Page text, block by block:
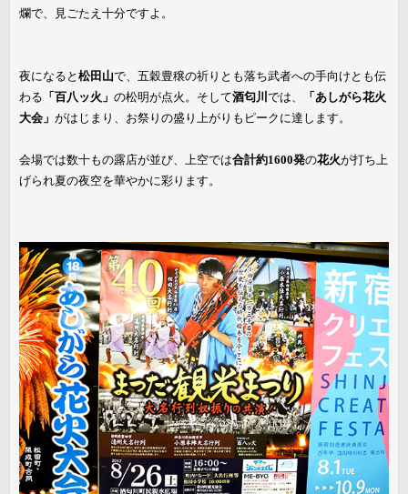
爛で、見ごたえ十分ですよ。
夜になると 松田山で、五穀豊穣の祈りとも落ち武者への手向けとも伝
わる 「百八ッ火」 の松明が点火。そして酒匂川 では、
「あしがら花火
大会」 がはじまり、お祭りの盛り上がりもピークに達します。
会場では数十もの露店が並び、上空では合計約1600発の花火が打ち上
げられ夏の夜空を華やかに彩ります。